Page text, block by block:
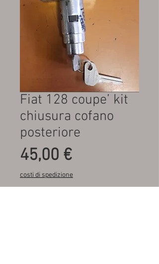
Fiat 128 coupe’ kit
chiusura cofano
posteriore
45,00 €Prezzo
costi di spedizione